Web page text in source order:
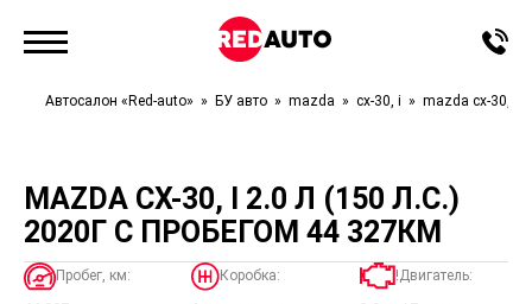
Автосалон «Red-auto» БУ авто mazda cx-30, i mazda cx-30, i
MAZDA CX-30, I 2.0 Л (150 Л.С.)
2020Г С ПРОБЕГОМ 44 327КМ
Пробег, км: Коробка: !Двигатель: